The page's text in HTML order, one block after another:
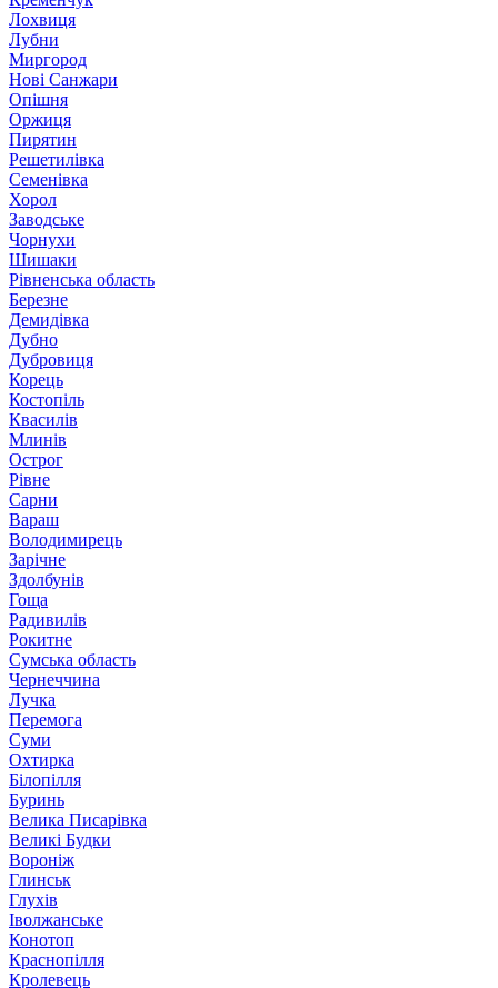
Лохвиця
Лубни
Миргород
Нові Санжари
Опішня
Оржиця
Пирятин
Решетилівка
Семенівка
Хорол
Заводське
Чорнухи
Шишаки
Рівненська область
Березне
Демидівка
Дубно
Дубровиця
Корець
Костопіль
Квасилів
Млинів
Острог
Рівне
Сарни
Вараш
Володимирець
Зарічне
Здолбунів
Гоща
Радивилів
Рокитне
Сумська область
Чернеччина
Лучка
Перемога
Суми
Охтирка
Білопілля
Буринь
Велика Писарівка
Великі Будки
Вороніж
Глинськ
Глухів
Іволжанське
Конотоп
Краснопілля
Кролевець